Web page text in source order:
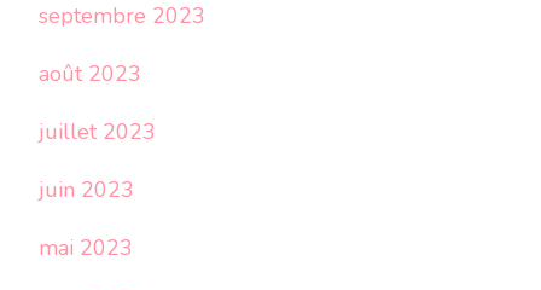
septembre 2023
août 2023
juillet 2023
juin 2023
mai 2023